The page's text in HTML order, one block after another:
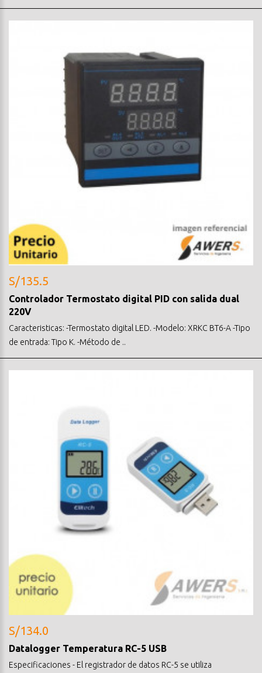
S/135.5
Controlador Termostato digital PID con salida dual
220V
Caracteristicas: -Termostato digital LED. -Modelo: XRKC BT6-A -Tipo
de entrada: Tipo K. -Método de ..
S/134.0
Datalogger Temperatura RC-5 USB
Especificaciones - El registrador de datos RC-5 se utiliza